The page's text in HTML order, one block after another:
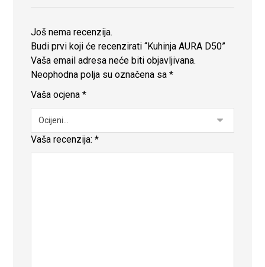
Još nema recenzija.
Budi prvi koji će recenzirati “Kuhinja AURA D50”
Vaša email adresa neće biti objavljivana.
Neophodna polja su označena sa*
Vaša ocjena*
Vaša recenzija:*